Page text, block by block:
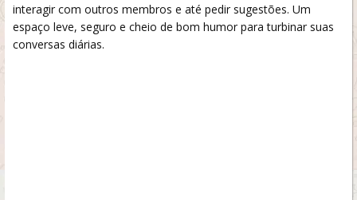
interagir com outros membros e até pedir sugestões. Um
espaço leve, seguro e cheio de bom humor para turbinar suas
conversas diárias.